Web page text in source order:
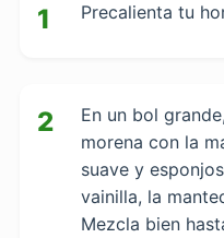
1 Precalienta tu
2
En un bol
morena con la
suave y
vainilla, la
Mezcla bien